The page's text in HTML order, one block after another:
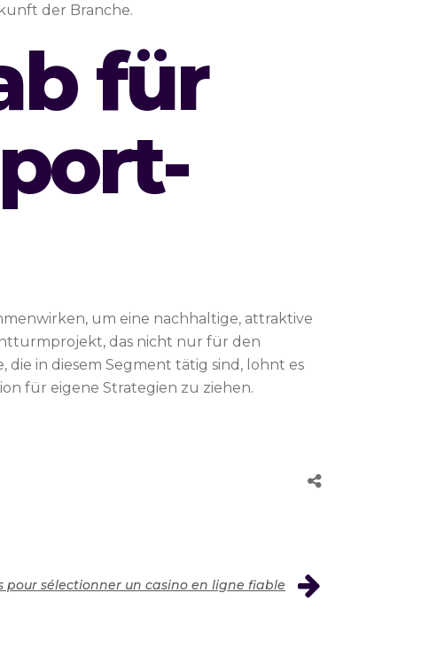
der Branche.
für
um eine nachhaltige, attraktive
das nicht nur für den
in diesem Segment tätig sind, lohnt es
für eigene Strategien zu ziehen.
pour sélectionner un casino en ligne fiable